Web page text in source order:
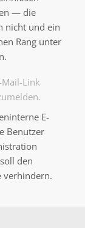
— die
nicht und ein
Rang unter
Link
E-
Benutzer
den
verhindern.